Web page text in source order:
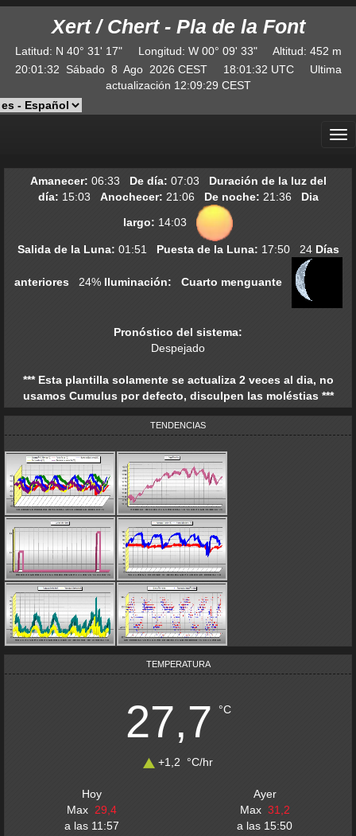
Xert / Chert - Pla de la Font
Latitud: N 40° 31' 17" Longitud: W00° 09' 33" Altitud: 452 m
20:01:32
Sábado 8 Ago 2026 CEST 18:01:32 UTC Ultima
actualización 12:09:29 CEST
Amanecer: 06:33 De día: 07:03
Duración de la luz del
día: 15:03 Anochecer: 21:06 De noche: 21:36
Dia
largo: 14:03
Salida de la Luna: 01:51 Puesta de la Luna: 17:50 24 Días
anteriores 24% Iluminación: Cuarto menguante
Pronóstico del sistema:
Despejado
*** Esta plantilla solamente se actualiza 2 veces al dia, no
usamos Cumulus por defecto, disculpen las moléstias ***
TENDENCIAS
TEMPERATURA
27,7 °C
+1,2 °C/hr
Hoy
Ayer
Max 29,4 Max 31,2
a las 11:57 a las 15:50